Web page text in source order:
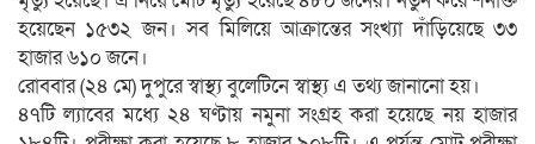
হয়েছেন ১৫৩২ জন। সব মিলিয়ে আক্রান্তের সংখ্যা দাঁড়িয়েছে ৩৩
হাজার ৬১০ জনে।
রোববার (২৪ মে) দুপুরে স্বাস্থ্য বুলেটিনে স্বাস্থ্য এ তথ্য জানানো হয়।
৪৭টি ল্যাবের মধ্যে ২৪ ঘণ্টায় নমুনা সংগ্রহ করা হয়েছে নয় হাজার